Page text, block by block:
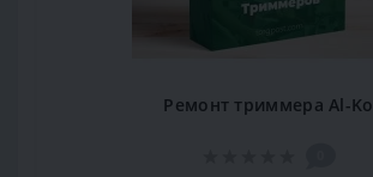
Ремонт триммера Al-Ko